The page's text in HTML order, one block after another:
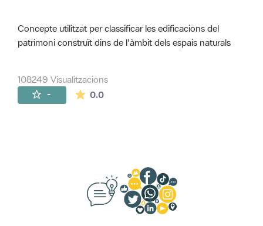
Concepte utilitzat per classificar les edificacions del
patrimoni construït dins de l'àmbit dels espais naturals
108249 Visualitzacions
- 0.0La mitjana de les valoracions és de 0